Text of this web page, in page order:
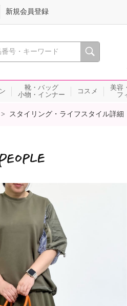
心おどる、瞬間を。通販・テレビ
新規会員登録
靴・バッグ
小物・インナー
コスメ
美容
フ
> スタイリング・ライフスタイル詳細